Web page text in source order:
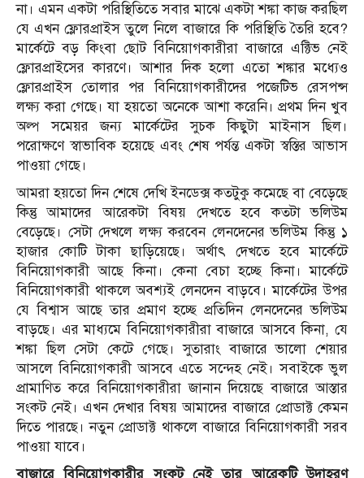
না। এমন একটা পরিস্থিতিতে সবার মাঝে একটা শঙ্কা কাজ করছিল
যে এখন ফ্লোরপ্রাইস তুলে নিলে বাজারে কি পরিস্থিতি তৈরি হবে?
মার্কেটে বড় কিংবা ছোট বিনিয়োগকারীরা বাজারে এক্টিভ নেই
ফ্লোরপ্রাইসের কারণে। আশার দিক হলো এতো শঙ্কার মধ্যেও
ফ্লোরপ্রাইস তোলার পর বিনিয়োগকারীদের পজেটিভ রেসপন্স
লক্ষ্য করা গেছে। যা হয়তো অনেকে আশা করেনি। প্রথম দিন খুব
অল্প সমেয়র জন্য মার্কেটের সুচক কিছুটা মাইনাস ছিল।
পরোক্ষণে স্বাভাবিক হয়েছে এবং শেষ পর্যন্ত একটা স্বস্তির আভাস
পাওয়া গেছে।
আমরা হয়তো দিন শেষে দেখি ইনডেক্স কতটুকু কমেছে বা বেড়েছে
কিন্তু আমাদের আরেকটা বিষয় দেখতে হবে কতটা ভলিউম
বেড়েছে। সেটা দেখলে লক্ষ্য করবেন লেনদেনের ভলিউম কিন্তু ১
হাজার কোটি টাকা ছাড়িয়েছে। অর্থাৎ দেখতে হবে মার্কেটে
বিনিয়োগকারী আছে কিনা। কেনা বেচা হচ্ছে কিনা। মার্কেটে
বিনিয়োগকারী থাকলে অবশ্যই লেনদেন বাড়বে। মার্কেটের উপর
যে বিশ্বাস আছে তার প্রমাণ হচ্ছে প্রতিদিন লেনদেনের ভলিউম
বাড়ছে। এর মাধ্যমে বিনিয়োগকারীরা বাজারে আসবে কিনা, যে
শঙ্কা ছিল সেটা কেটে গেছে। সুতারাং বাজারে ভালো শেয়ার
আসলে বিনিয়োগকারী আসবে এতে সন্দেহ নেই। সবাইকে ভুল
প্রামাণিত করে বিনিয়োগকারীরা জানান দিয়েছে বাজারে আস্তার
সংকট নেই। এখন দেখার বিষয় আমাদের বাজারে প্রোডাক্ট কেমন
দিতে পারছে। নতুন প্রোডাক্ট থাকলে বাজারে বিনিয়োগকারী সরব
পাওয়া যাবে।